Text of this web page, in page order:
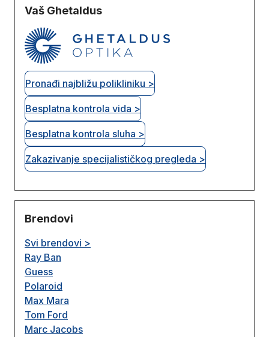
Vaš Ghetaldus
Pronađi najbližu polikliniku >
Besplatna kontrola vida >
Besplatna kontrola sluha >
Zakazivanje specijalističkog pregleda >
Brendovi
Svi brendovi >
Ray Ban
Guess
Polaroid
Max Mara
Tom Ford
Marc Jacobs